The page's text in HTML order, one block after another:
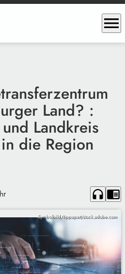
menu
Land? :
Landkreis
die Region
headphones chrome_reader_mode
Symbolbild/tippapatt/stock.adobe.com